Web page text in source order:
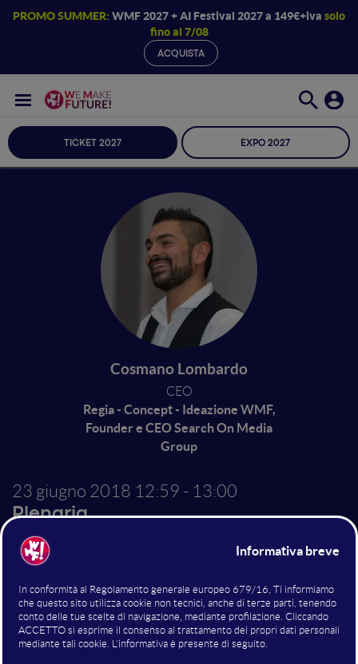
PROMO SUMMER: WMF 2027 + AI Festival 2027 a 149€+iva solo
fino al 7/08
ACQUISTA
TICKET 2027 EXPO 2027
Cosmano Lombardo
CEO
Regia - Concept - Ideazione WMF,
Founder e CEO Search On Media
Group
23 giugno 2018 12:59 - 13:00
Plenaria
Conduzione terza giornata
Altri interventi nella sala